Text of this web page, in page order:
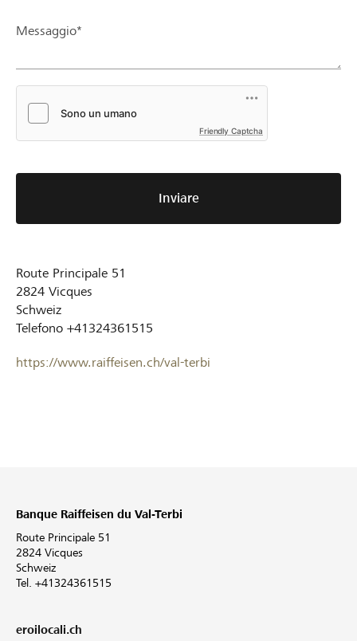
Messaggio*
Friendly Captcha
Inviare
Route Principale 51
2824 Vicques
Schweiz
Telefono +41324361515
https://www.raiffeisen.ch/val-terbi
Banque Raiffeisen du Val-Terbi
Route Principale 51
2824 Vicques
Schweiz
Tel. +41324361515
eroilocali.ch